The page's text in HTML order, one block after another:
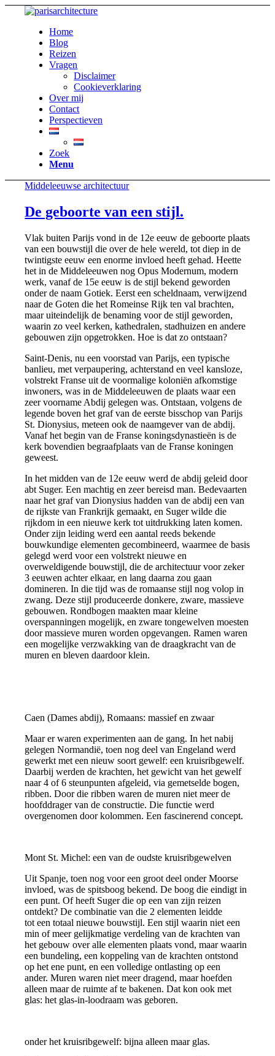
Home
Blog
Reizen
Vragen
Disclaimer
Cookieverklaring
Over mij
Contact
Perspectieven
Zoek
Menu
Middeleeuwse architectuur
De geboorte van een stijl.
Vlak buiten Parijs vond in de 12e eeuw de geboorte plaats
van een bouwstijl die over de hele wereld, tot diep in de
twintigste eeuw een enorme invloed heeft gehad. Heette
het in de Middeleeuwen nog Opus Modernum, modern
werk, vanaf de 15e eeuw is de stijl bekend geworden
onder de naam Gotiek. Eerst een scheldnaam, verwijzend
naar de Goten die het Romeinse Rijk ten val brachten,
maar uiteindelijk de benaming voor de stijl geworden,
waarin zo veel kerken, kathedralen, stadhuizen en andere
gebouwen zijn opgetrokken. Hoe is dat zo ontstaan?
Saint-Denis, nu een voorstad van Parijs, een typische
banlieu, met verpaupering, achterstand en veel kansloze,
volstrekt Franse uit de voormalige koloniën afkomstige
inwoners, was in de Middeleeuwen de plaats waar een
zeer voorname Abdij gelegen was. Ontstaan, volgens de
legende boven het graf van de eerste bisschop van Parijs
St. Dionysius, meteen ook de naamgever van de abdij.
Vanaf het begin van de Franse koningsdynastieën is de
kerk bovendien begraafplaats van de Franse koningen
geweest.
In het midden van de 12e eeuw werd de abdij geleid door
abt Suger. Een machtig en zeer bereisd man. Bedevaarten
naar het graf van Dionysius hadden van de abdij een van
de rijkste van Frankrijk gemaakt, en Suger wilde die
rijkdom in een nieuwe kerk tot uitdrukking laten komen.
Onder zijn leiding werd een aantal reeds bekende
bouwkundige elementen gecombineerd, waarmee de basis
gelegd werd voor een volstrekt nieuwe en
overweldigende bouwstijl, die de architectuur voor zeker
3 eeuwen achter elkaar, en lang daarna zou gaan
domineren. In die tijd was de romaanse stijl nog volop in
zwang. Deze stijl produceerde donkere, zware, massieve
gebouwen. Rondbogen maakten maar kleine
overspanningen mogelijk, en zware tongewelven moesten
door massieve muren worden opgevangen. Ramen waren
een mogelijke verzwakking van de draagkracht van de
muren en bleven daardoor klein.
Caen (Dames abdij), Romaans: massief en zwaar
Maar er waren experimenten aan de gang. In het nabij
gelegen Normandië, toen nog deel van Engeland werd
gewerkt met een nieuw soort gewelf: een kruisribgewelf.
Daarbij werden de krachten, het gewicht van het gewelf
naar 4 of 6 steunpunten afgeleid, via gemetselde bogen,
ribben. Door die ribben waren de muren niet meer de
hoofddrager van de constructie. Die functie werd
overgenomen door kolommen. Een fascinerend concept.
Mont St. Michel: een van de oudste kruisribgewelven
Uit Spanje, toen nog voor een groot deel onder Moorse
invloed, was de spitsboog bekend. De boog die eindigt in
een punt. Of heeft Suger die op een van zijn reizen
ontdekt? De combinatie van die 2 elementen leidde
tot een totaal nieuwe bouwstijl. Een stijl waarin niet een
min of meer gelijkmatige verdeling van de krachten van
het gebouw over alle elementen plaats vond, maar waarin
een bundeling, een koppeling van de krachten ontstond
op het ene punt, en een volledige ontlasting op een
ander. Muren waren niet meer dragend, maar hoefden
alleen maar de ruimte af te bakenen. Dat kon ook met
glas: het glas-in-loodraam was geboren.
onder het kruisribgewelf: bijna alleen maar glas.